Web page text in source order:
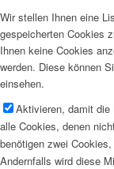
Wir stellen Ihnen eine
gespeicherten Cookies
Ihnen keine Cookies
werden. Diese können
einsehen.
Aktivieren, damit die
alle Cookies, denen
benötigen zwei
Andernfalls wird diese